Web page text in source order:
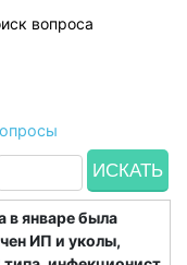
вопроса
в январе была
ИП и уколы,